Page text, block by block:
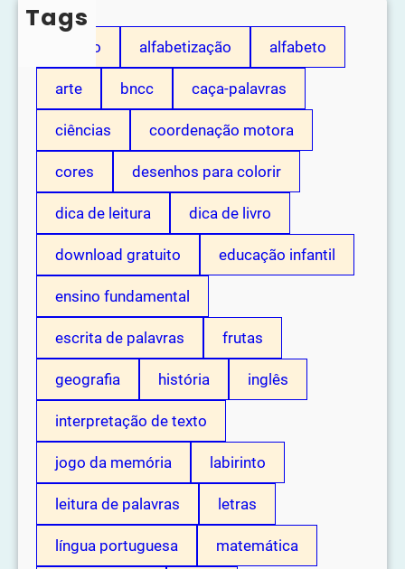
Tags
adição alfabetização alfabeto
arte bncc caça-palavras
ciências coordenação motora
cores desenhos para colorir
dica de leitura dica de livro
download gratuito educação infantil
ensino fundamental
escrita de palavras frutas
geografia história inglês
interpretação de texto
jogo da memória labirinto
leitura de palavras letras
língua portuguesa matemática